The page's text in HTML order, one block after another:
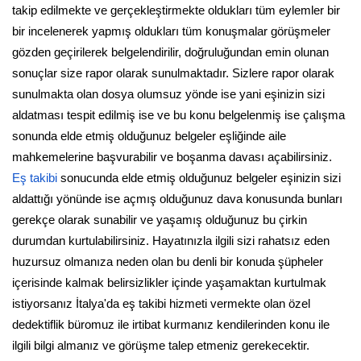
takip edilmekte ve gerçekleştirmekte oldukları tüm eylemler bir
bir incelenerek yapmış oldukları tüm konuşmalar görüşmeler
gözden geçirilerek belgelendirilir, doğruluğundan emin olunan
sonuçlar size rapor olarak sunulmaktadır. Sizlere rapor olarak
sunulmakta olan dosya olumsuz yönde ise yani eşinizin sizi
aldatması tespit edilmiş ise ve bu konu belgelenmiş ise çalışma
sonunda elde etmiş olduğunuz belgeler eşliğinde aile
mahkemelerine başvurabilir ve boşanma davası açabilirsiniz.
Eş takibi sonucunda elde etmiş olduğunuz belgeler eşinizin sizi
aldattığı yönünde ise açmış olduğunuz dava konusunda bunları
gerekçe olarak sunabilir ve yaşamış olduğunuz bu çirkin
durumdan kurtulabilirsiniz. Hayatınızla ilgili sizi rahatsız eden
huzursuz olmanıza neden olan bu denli bir konuda şüpheler
içerisinde kalmak belirsizlikler içinde yaşamaktan kurtulmak
istiyorsanız İtalya'da eş takibi hizmeti vermekte olan özel
dedektiflik büromuz ile irtibat kurmanız kendilerinden konu ile
ilgili bilgi almanız ve görüşme talep etmeniz gerekecektir.